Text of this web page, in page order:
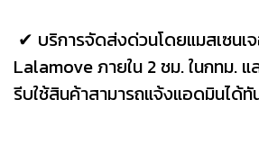
✔ บริการจัดส่งด่วนโดยแมสเซนเ
Lalamove ภายใน 2 ชม. ในกทม.
รีบใช้สินค้าสามารถแจ้งแอดมินได้ทั